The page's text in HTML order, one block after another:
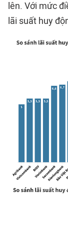
lên. Với mức
lãi suất huy